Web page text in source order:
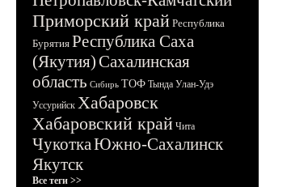
Приморский край Республика
Бурятия Республика Саха
(Якутия)Сахалинская
область Сибирь ТОФ Тында Улан-Удэ
Уссурийск Хабаровск
Хабаровский край Чита
ЧукоткаЮжно-Сахалинск
Якутск
Все теги >>